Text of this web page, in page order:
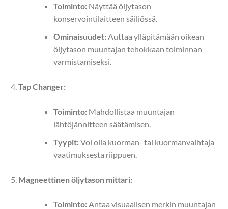
Toiminto:Näyttää öljytason
konservointilaitteen säiliössä.
Ominaisuudet:Auttaa ylläpitämään oikean
öljytason muuntajan tehokkaan toiminnan
varmistamiseksi.
Tap Changer:
Toiminto:Mahdollistaa muuntajan
lähtöjännitteen säätämisen.
Tyypit:Voi olla kuorman- tai kuormanvaihtaja
vaatimuksesta riippuen.
Magneettinen öljytason mittari:
Toiminto:Antaa visuaalisen merkin muuntajan